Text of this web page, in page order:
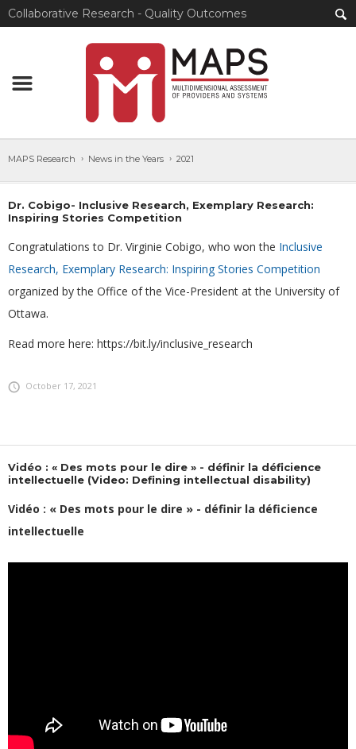
Collaborative Research - Quality Outcomes
MAPS Research News in the Years 2021
Dr. Cobigo- Inclusive Research, Exemplary Research:
Inspiring Stories Competition
Congratulations to Dr. Virginie Cobigo, who won the Inclusive
Research, Exemplary Research: Inspiring Stories Competition
organized by the Office of the Vice-President at the University of
Ottawa.
Read more here: https://bit.ly/inclusive_research
October 17, 2021
Vidéo : « Des mots pour le dire » - définir la déficience
intellectuelle (Video: Defining intellectual disability)
Vidéo : « Des mots pour le dire » - définir la déficience
intellectuelle